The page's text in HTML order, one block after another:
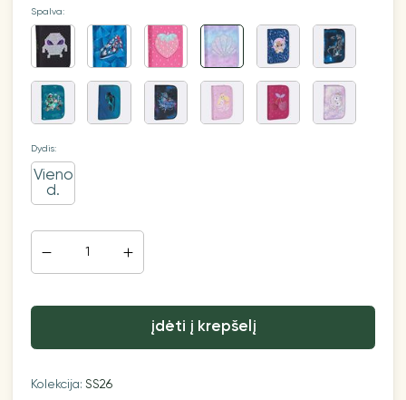
Spalva:
Dydis:
Vieno
d.
įdėti į krepšelį
Kolekcija:SS26